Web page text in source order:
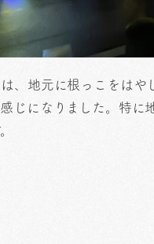
、地元に根っこをは
じになりました。特